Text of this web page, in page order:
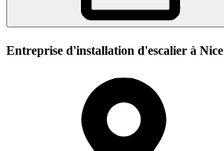
Entreprise d'installation d'escalier à Nice